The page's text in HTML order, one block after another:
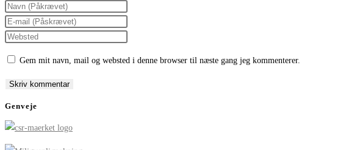
Enter
your
name
to
Enter
your
to
Enter
URL
Gem mit navn, mail og websted i denne browser til næste gang jeg kommenterer.
Genveje